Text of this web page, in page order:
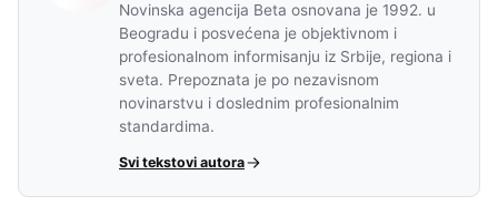
Novinska agencija Beta osnovana je 1992. u
Beogradu i posvećena je objektivnom i
profesionalnom informisanju iz Srbije, regiona i
sveta. Prepoznata je po nezavisnom
novinarstvu i doslednim profesionalnim
standardima.
Svi tekstovi autora